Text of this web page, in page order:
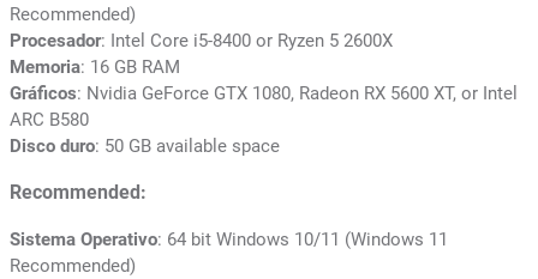
Recommended)
Procesador: Intel Core i5-8400 or Ryzen 5 2600X
Memoria: 16 GB RAM
Gráficos: Nvidia GeForce GTX 1080, Radeon RX 5600 XT, or Intel
ARC B580
Disco duro: 50 GB available space
Recommended:
Sistema Operativo: 64 bit Windows 10/11 (Windows 11
Recommended)